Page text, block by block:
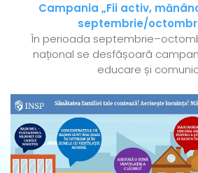
Campania „Fii activ,
septembrie/
În perioada
național se desfășoară
educare și